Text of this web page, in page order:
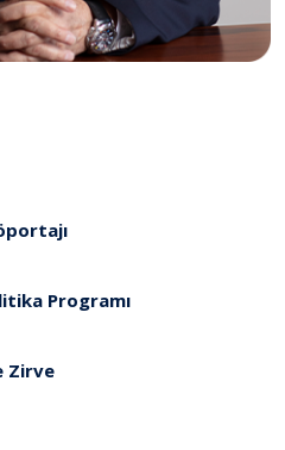
Programı
Zirve